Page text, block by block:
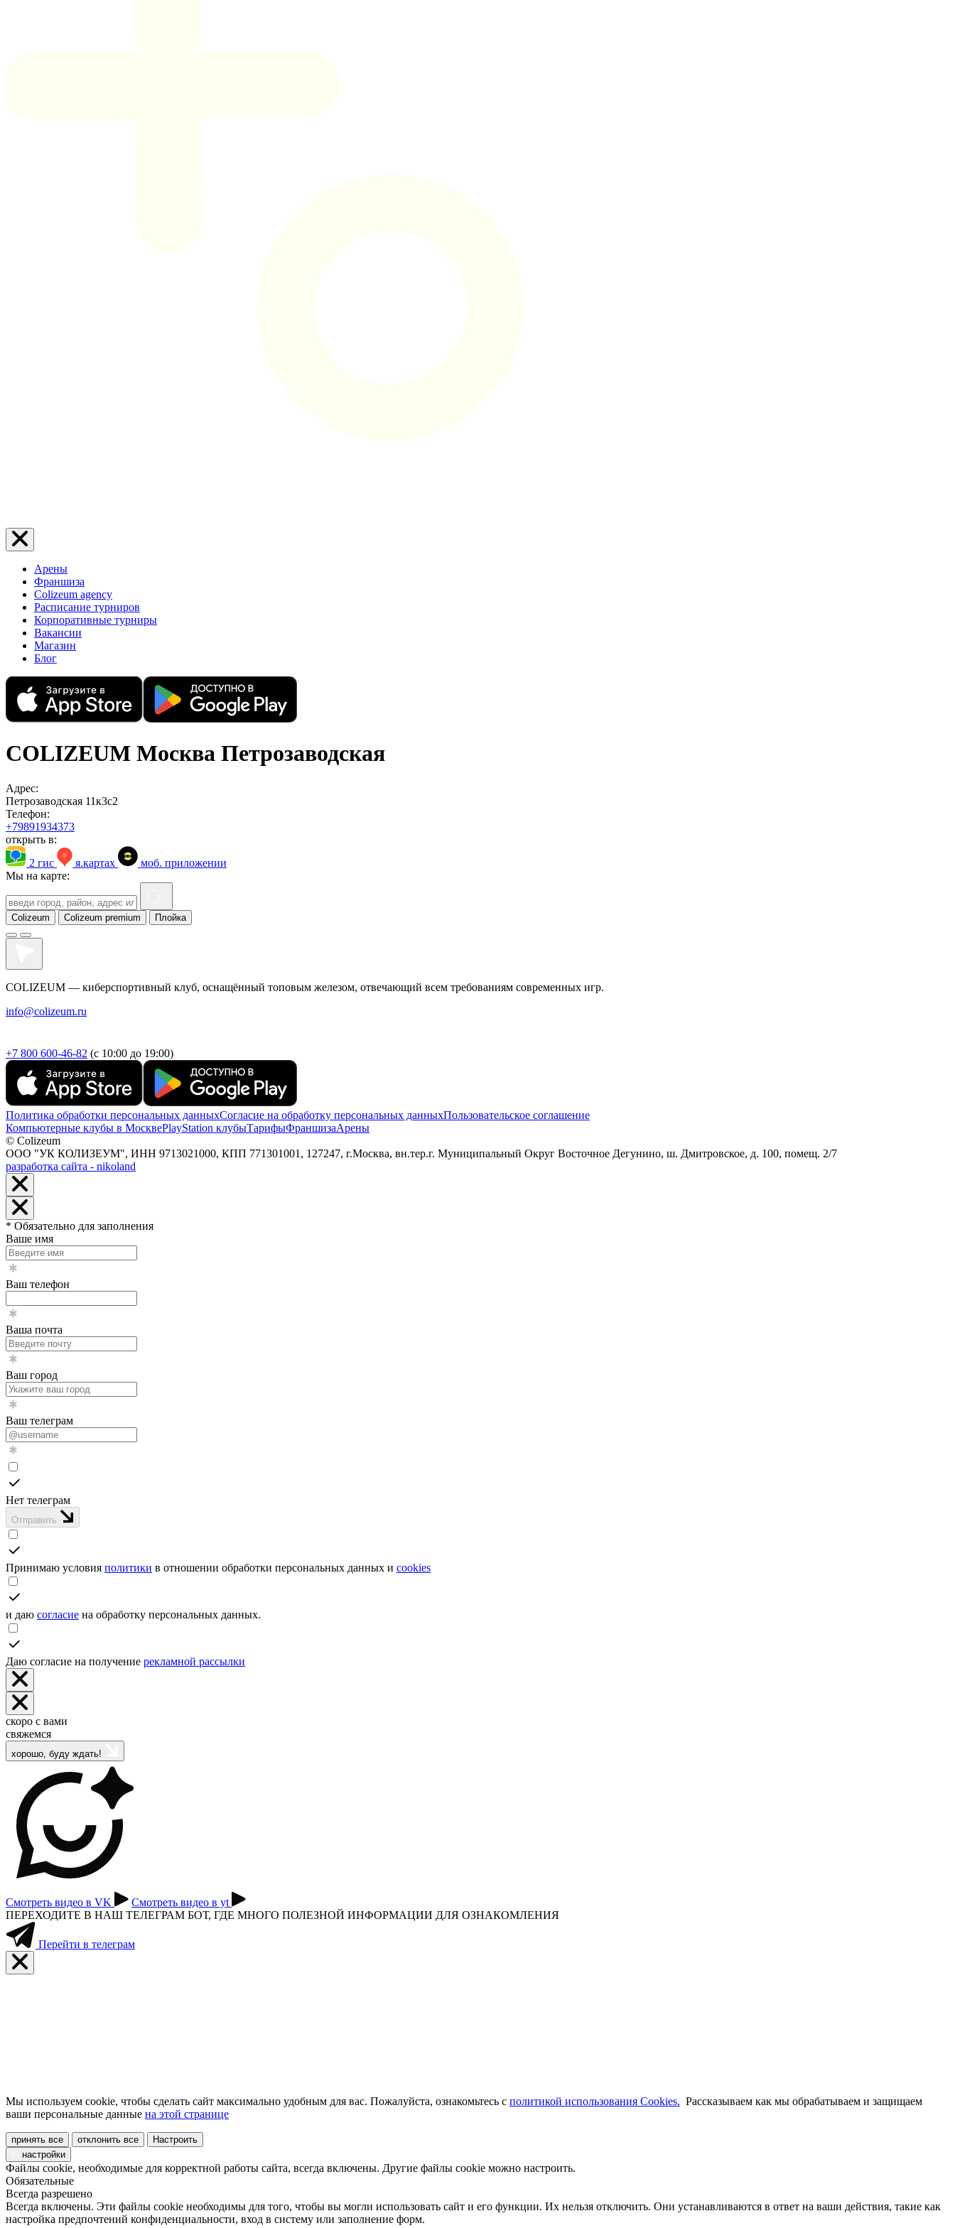
Арены
Франшиза
Colizeum agency
Расписание турниров
Корпоративные турниры
Вакансии
Магазин
Блог
COLIZEUM Москва Петрозаводская
Адрес:
Петрозаводская 11к3с2
Телефон:
+79891934373
открыть в:
2 гис
я.картах
моб. приложении
Мы на карте:
Colizeum Colizeum premium Плойка
COLIZEUM — киберспортивный клуб, оснащённый топовым железом, отвечающий всем требованиям современных игр.
info@colizeum.ru
+7 800 600-46-82 (с 10:00 до 19:00)
Политика обработки персональных данныхСогласие на обработку персональных данныхПользовательское соглашение
Компьютерные клубы в МосквеPlayStation клубыТарифыФраншизаАрены
© Colizeum
ООО "УК КОЛИЗЕУМ", ИНН 9713021000, КПП 771301001, 127247, г.Москва, вн.тер.г. Муниципальный Округ Восточное Дегунино, ш. Дмитровское, д. 100, помещ. 2/7
разработка сайта - nikoland
* Обязательно для заполнения
Ваше имя
Ваш телефон
Ваша почта
Ваш город
Ваш телеграм
Нет телеграм
Отправить
Принимаю условия политики в отношении обработки персональных данных и cookies
и даю согласие на обработку персональных данных.
Даю согласие на получение рекламной рассылки
скоро с вами
свяжемся
хорошо, буду ждать!
Смотреть видео в VK
Смотреть видео в yt
ПЕРЕХОДИТЕ В НАШ ТЕЛЕГРАМ БОТ, ГДЕ МНОГО ПОЛЕЗНОЙ ИНФОРМАЦИИ ДЛЯ ОЗНАКОМЛЕНИЯ
Перейти в телеграм
Мы используем cookie, чтобы сделать сайт максимально удобным для вас. Пожалуйста, ознакомьтесь с политикой использования Cookies. Рассказываем как мы обрабатываем и защищаем
ваши персональные данные на этой странице
принять все отклонить все
Настроить
настройки
Файлы cookie, необходимые для корректной работы сайта, всегда включены. Другие файлы cookie можно настроить.
Обязательные
Всегда разрешено
Всегда включены. Эти файлы cookie необходимы для того, чтобы вы могли использовать сайт и его функции. Их нельзя отключить. Они устанавливаются в ответ на ваши действия, такие как
настройка предпочтений конфиденциальности, вход в систему или заполнение форм.